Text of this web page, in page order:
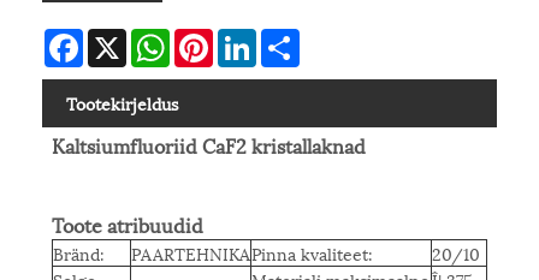
Facebook
X WhatsAppPinterestLinkedIn
Tootekirjeldus
Kaltsiumfluoriid CaF2 kristallaknad
Toote atribuudid
Bränd: PAARTEHNIKAPinna kvaliteet:
20/10